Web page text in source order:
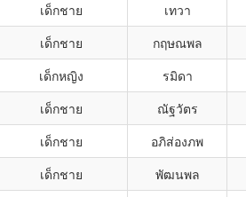
เด็กชาย เทวา
เด็กชาย กฤษณพล
เด็กหญิง รมิดา
เด็กชาย ณัฐวัตร
เด็กชาย อภิส่องภพ
เด็กชาย พัฒนพล